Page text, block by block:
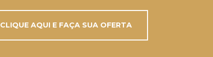
CLIQUE AQUI E FAÇA SUA OFERTA